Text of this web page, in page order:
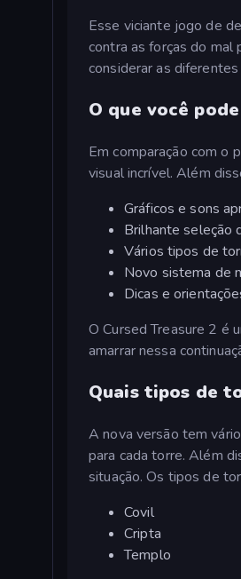
Esse viciante jogo de
contra as forças do
considerar as
O que você
Em comparação com o
visual incrível. Além
Gráficos e sons
Brilhante seleção
Vários tipos de
Novo sistema de
Dicas e
O Cursed Treasure 2 é
amarrar nessa
Quais tipos de
A nova versão tem
para cada torre. Além
situação. Os tipos de
Covil
Cripta
Templo